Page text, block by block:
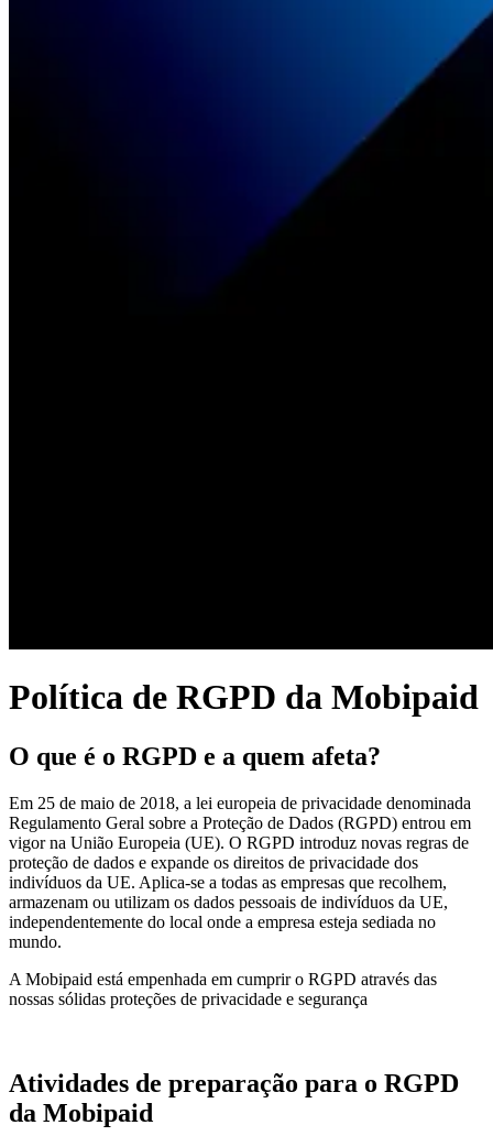
Política de RGPD da Mobipaid
O que é o RGPD e a quem afeta?
Em 25 de maio de 2018, a lei europeia de privacidade denominada
Regulamento Geral sobre a Proteção de Dados (RGPD) entrou em
vigor na União Europeia (UE). O RGPD introduz novas regras de
proteção de dados e expande os direitos de privacidade dos
indivíduos da UE. Aplica-se a todas as empresas que recolhem,
armazenam ou utilizam os dados pessoais de indivíduos da UE,
independentemente do local onde a empresa esteja sediada no
mundo.
A Mobipaid está empenhada em cumprir o RGPD através das
nossas sólidas proteções de privacidade e segurança
Atividades de preparação para o RGPD
da Mobipaid